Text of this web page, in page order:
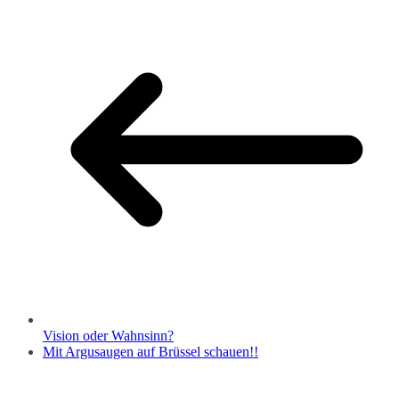
Vision oder Wahnsinn?
Mit Argusaugen auf Brüssel schauen!!